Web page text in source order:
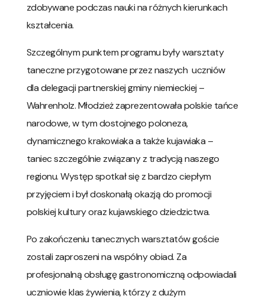
zdobywane podczas nauki na różnych kierunkach
kształcenia.
Szczególnym punktem programu były warsztaty
taneczne przygotowane przez naszych uczniów
dla delegacji partnerskiej gminy niemieckiej –
Wahrenholz. Młodzież zaprezentowała polskie tańce
narodowe, w tym dostojnego poloneza,
dynamicznego krakowiaka a także kujawiaka –
taniec szczególnie związany z tradycją naszego
regionu. Występ spotkał się z bardzo ciepłym
przyjęciem i był doskonałą okazją do promocji
polskiej kultury oraz kujawskiego dziedzictwa.
Po zakończeniu tanecznych warsztatów goście
zostali zaproszeni na wspólny obiad. Za
profesjonalną obsługę gastronomiczną odpowiadali
uczniowie klas żywienia, którzy z dużym